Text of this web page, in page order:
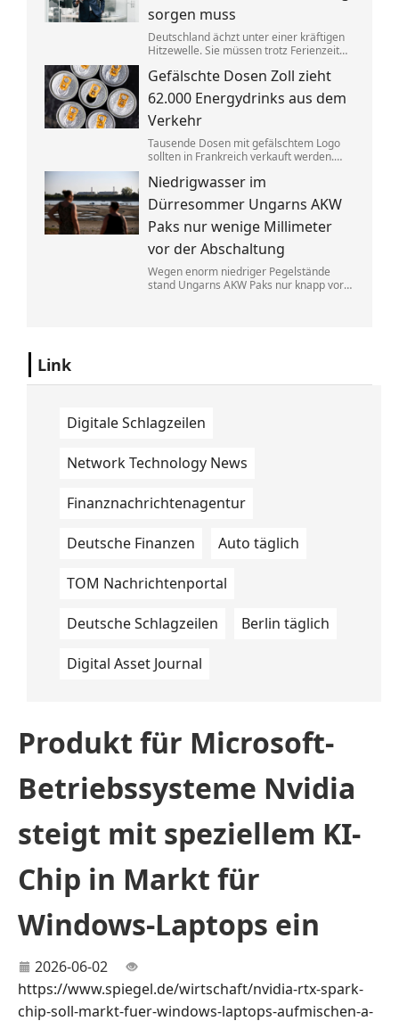
sorgen muss
Deutschland ächzt unter einer kräftigen
Hitzewelle. Sie müssen trotz Ferienzeit
so manche Erleichterung.
Gefälschte Dosen Zoll zieht
62.000 Energydrinks aus dem
Verkehr
Tausende Dosen mit gefälschtem Logo
sollten in Frankreich verkauft werden.
Energydrinks, die Getränke wurden
vernichtet.
Niedrigwasser im
Dürresommer Ungarns AKW
Paks nur wenige Millimeter
vor der Abschaltung
Wegen enorm niedriger Pegelstände
stand Ungarns AKW Paks nur knapp vor
Link
Digitale Schlagzeilen
Network Technology News
Finanznachrichtenagentur
Deutsche Finanzen Auto täglich
TOM Nachrichtenportal
Deutsche Schlagzeilen Berlin täglich
Digital Asset Journal
Produkt für Microsoft-
Betriebssysteme Nvidia
steigt mit speziellem KI-
Chip in Markt für
Windows-Laptops ein
2026-06-02
https://www.spiegel.de/wirtschaft/nvidia-rtx-spark-
chip-soll-markt-fuer-windows-laptops-aufmischen-a-